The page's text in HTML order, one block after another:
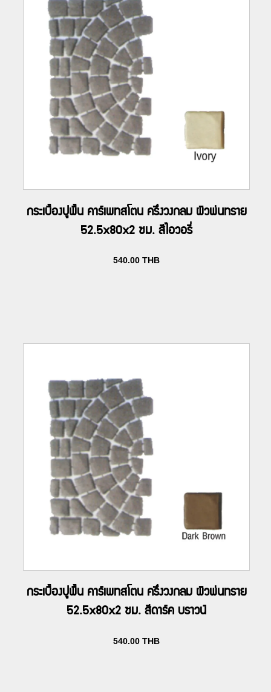
กระเบื้องปูพื้น คาร์เพทสโตน ครึ่งวงกลม ผิวพ่นทราย
52.5x80x2 ซม. สีไอวอรี่
540.00 THB
กระเบื้องปูพื้น คาร์เพทสโตน ครึ่งวงกลม ผิวพ่นทราย
52.5x80x2 ซม. สีดาร์ค บราวน์
540.00 THB